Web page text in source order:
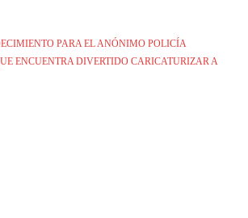
PARA EL ANÓNIMO POLICÍA
ENCUENTRA DIVERTIDO CARICATURIZAR A